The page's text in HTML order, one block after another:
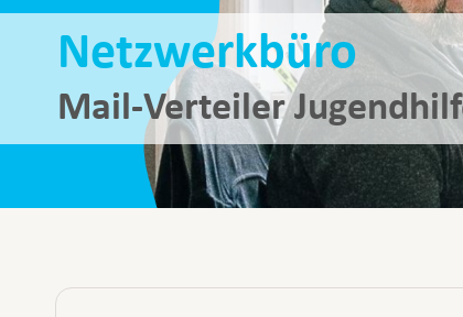
Netzwerkbüro
Mail-Verteiler